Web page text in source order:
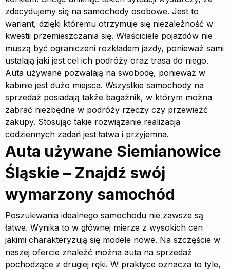
zdecydujemy się na samochody osobowe. Jest to
wariant, dzięki któremu otrzymuje się niezależność w
kwestii przemieszczania się. Właściciele pojazdów nie
muszą być ograniczeni rozkładem jazdy, ponieważ sami
ustalają jaki jest cel ich podróży oraz trasa do niego.
Auta używane pozwalają na swobodę, ponieważ w
kabinie jest dużo miejsca. Wszystkie samochody na
sprzedaż posiadają także bagażnik, w którym można
zabrać niezbędne w podróży rzeczy czy przewieźć
zakupy. Stosując takie rozwiązanie realizacja
codziennych zadań jest łatwa i przyjemna.
Auta używane Siemianowice
Śląskie – Znajdź swój
wymarzony samochód
Poszukiwania idealnego samochodu nie zawsze są
łatwe. Wynika to w głównej mierze z wysokich cen
jakimi charakteryzują się modele nowe. Na szczęście w
naszej ofercie znaleźć można auta na sprzedaż
pochodzące z drugiej ręki. W praktyce oznacza to tyle,